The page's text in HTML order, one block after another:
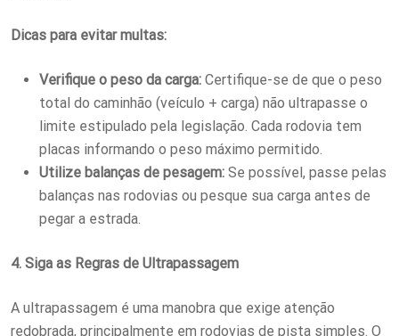
Dicas para evitar multas:
Verifique o peso da carga: Certifique-se de que o peso
total do caminhão (veículo + carga) não ultrapasse o
limite estipulado pela legislação. Cada rodovia tem
placas informando o peso máximo permitido.
Utilize balanças de pesagem: Se possível, passe pelas
balanças nas rodovias ou pesque sua carga antes de
pegar a estrada.
4. Siga as Regras de Ultrapassagem
A ultrapassagem é uma manobra que exige atenção
redobrada, principalmente em rodovias de pista simples. O